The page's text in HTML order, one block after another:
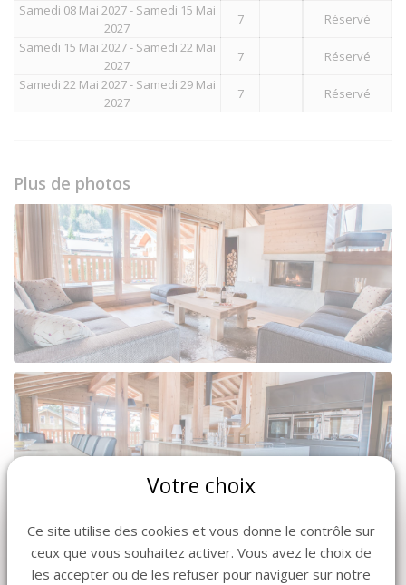
Samedi 08 Mai 2027 - Samedi 15 Mai
2027
7
Réservé
Samedi 15 Mai 2027 - Samedi 22 Mai
2027
7
Réservé
Samedi 22 Mai 2027 - Samedi 29 Mai
2027
7 Réservé
Plus de photos
Votre choix
Ce site utilise des cookies et vous donne le contrôle sur
ceux que vous souhaitez activer. Vous avez le choix de
les accepter ou de les refuser pour naviguer sur notre